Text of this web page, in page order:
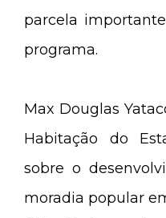
parcela
programa.
Max Douglas
Habitação do
sobre o
moradia popular